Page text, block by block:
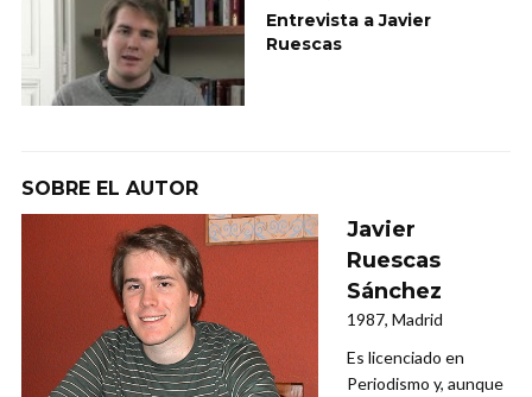
Entrevista a Javier
Ruescas
SOBRE EL AUTOR
Javier
Ruescas
Sánchez
1987, Madrid
Es licenciado en
Periodismo y, aunque